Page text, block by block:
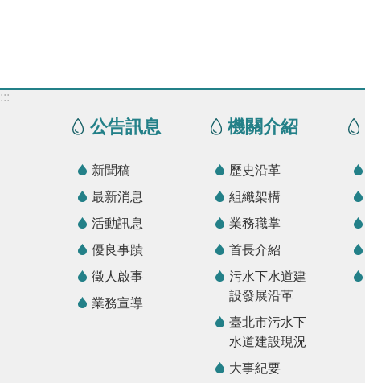
:::
公告訊息
新聞稿
最新消息
活動訊息
優良事蹟
徵人啟事
業務宣導
機關介紹
歷史沿革
組織架構
業務職掌
首長介紹
污水下水道建
設發展沿革
臺北市污水下
水道建設現況
大事紀要